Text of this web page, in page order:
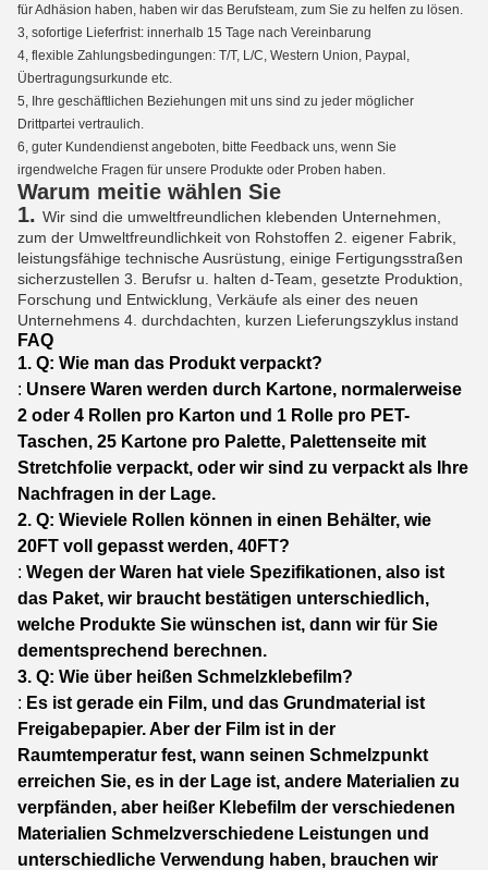
für Adhäsion haben, haben wir das Berufsteam, zum Sie zu helfen zu lösen.
3, sofortige Lieferfrist: innerhalb 15 Tage nach Vereinbarung
4, flexible Zahlungsbedingungen: T/T, L/C, Western Union, Paypal,
Übertragungsurkunde etc.
5, Ihre geschäftlichen Beziehungen mit uns sind zu jeder möglicher
Drittpartei vertraulich.
6, guter Kundendienst angeboten, bitte Feedback uns, wenn Sie
irgendwelche Fragen für unsere Produkte oder Proben haben.
Warum meitie wählen Sie
1. Wir sind die umweltfreundlichen klebenden Unternehmen,
zum der Umweltfreundlichkeit von Rohstoffen 2. eigener Fabrik,
leistungsfähige technische Ausrüstung, einige Fertigungsstraßen
sicherzustellen 3. Berufsr u. halten d-Team, gesetzte Produktion,
Forschung und Entwicklung, Verkäufe als einer des neuen
Unternehmens 4. durchdachten, kurzen Lieferungszyklus instand
FAQ
1. Q: Wie man das Produkt verpackt?
: Unsere Waren werden durch Kartone, normalerweise
2 oder 4 Rollen pro Karton und 1 Rolle pro PET-
Taschen, 25 Kartone pro Palette, Palettenseite mit
Stretchfolie verpackt, oder wir sind zu verpackt als Ihre
Nachfragen in der Lage.
2. Q: Wieviele Rollen können in einen Behälter, wie
20FT voll gepasst werden, 40FT?
: Wegen der Waren hat viele Spezifikationen, also ist
das Paket, wir braucht bestätigen unterschiedlich,
welche Produkte Sie wünschen ist, dann wir für Sie
dementsprechend berechnen.
3. Q: Wie über heißen Schmelzklebefilm?
: Es ist gerade ein Film, und das Grundmaterial ist
Freigabepapier. Aber der Film ist in der
Raumtemperatur fest, wann seinen Schmelzpunkt
erreichen Sie, es in der Lage ist, andere Materialien zu
verpfänden, aber heißer Klebefilm der verschiedenen
Materialien Schmelzverschiedene Leistungen und
unterschiedliche Verwendung haben, brauchen wir